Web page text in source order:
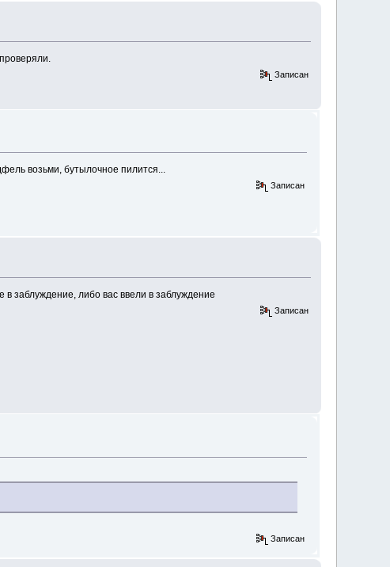
Записан
возьми, бутылочное пилится...
Записан
заблуждение, либо вас ввели в заблуждение
Записан
Записан